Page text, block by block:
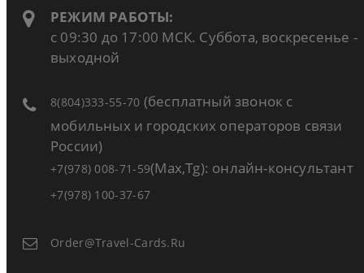
РЕЖИМ РАБОТЫ:
с 09:30 до 17:00 МСК. Суббота, воскресенье -
выходной
8(804)333-55-70 (бесплатный звонок с
мобильных и городских операторов связи
России)
+7(978) 008-71-59(Max,Tg): онлайн-консультант
+7(978) 100-37-67
Order@travel-Cards.ru